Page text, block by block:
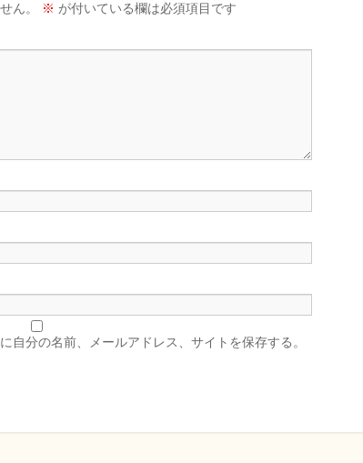
ん。 ※ が付いている欄は必須項目です
自分の名前、メールアドレス、サイトを保存する。